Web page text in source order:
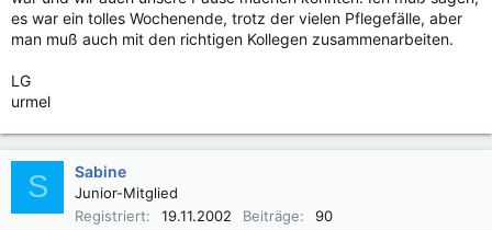
es war ein tolles Wochenende, trotz der vielen Pflegefälle, aber
man muß auch mit den richtigen Kollegen zusammenarbeiten.
LG
urmel
S Sabine
Junior-Mitglied
Registriert
19.11.2002 Beiträge 90